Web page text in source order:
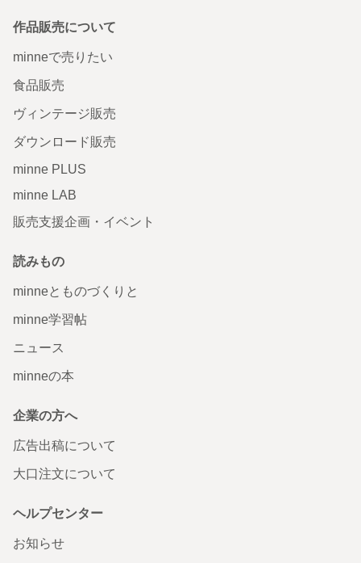
作品販売について
minneで売りたい
食品販売
ヴィンテージ販売
ダウンロード販売
minne PLUS
minne LAB
販売支援企画・イベント
読みもの
minneとものづくりと
minne学習帖
ニュース
minneの本
企業の方へ
広告出稿について
大口注文について
ヘルプセンター
お知らせ